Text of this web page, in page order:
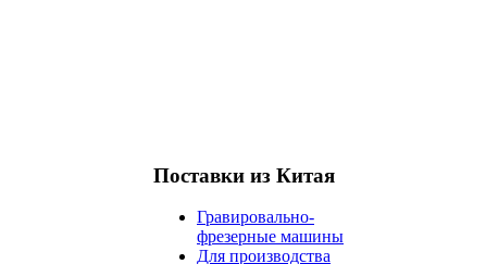
Поставки из Китая
Гравировально-
фрезерные машины
Для производства